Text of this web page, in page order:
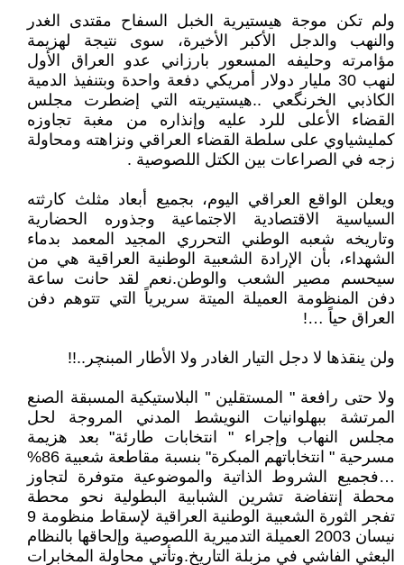
ولم تكن موجة هيستيرية الخبل السفاح مقتدى الغدر
والنهب والدجل الأكبر الأخيرة، سوى نتيجة لهزيمة
مؤامرته وحليفه المسعور بارزاني عدو العراق الأول
لنهب 30 مليار دولار أمريكي دفعة واحدة وبتنفيذ الدمية
الكاذبي الخرنگعي .. هيستيريته التي إضطرت مجلس
القضاء الأعلى للرد عليه وإنذاره من مغبة تجاوزه
كمليشياوي على سلطة القضاء العراقي ونزاهته ومحاولة
زجه في الصراعات بين الكتل اللصوصية .
ويعلن الواقع العراقي اليوم، بجميع أبعاد مثلث كارثته
السياسية الاقتصادية الاجتماعية وجذوره الحضارية
وتاريخه شعبه الوطني التحرري المجيد المعمد بدماء
الشهداء، بأن الإرادة الشعبية الوطنية العراقية هي من
سيحسم مصير الشعب والوطن. نعم لقد حانت ساعة
دفن المنظومة العميلة الميتة سريرياً التي تتوهم دفن
العراق حياً …!
ولن ينقذها لا دجل التيار الغادر ولا الأطار المبنچر..!!
ولا حتى رافعة " المستقلين " البلاستيكية المسبقة الصنع
المرتشة ببهلوانيات النويشط المدني المروجة لحل
مجلس النهاب وإجراء " انتخابات طارئة" بعد هزيمة
مسرحية " انتخاباتهم المبكرة" بنسبة مقاطعة شعبية 86%
… فجميع الشروط الذاتية والموضوعية متوفرة لتجاوز
محطة إنتفاضة تشرين الشبابية البطولية نحو محطة
تفجر الثورة الشعبية الوطنية العراقية لإسقاط منظومة 9
نيسان 2003 العميلة التدميرية اللصوصية وإلحاقها بالنظام
البعثي الفاشي في مزبلة التاريخ. وتأتي محاولة المخابرات